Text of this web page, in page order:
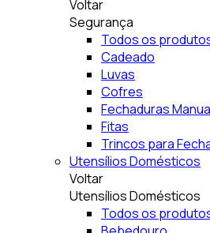
Voltar
Segurança
Todos os
Cadeado
Luvas
Cofres
Fechaduras
Fitas
Trincos para
Utensílios Domésticos
Voltar
Utensílios Domésticos
Todos os